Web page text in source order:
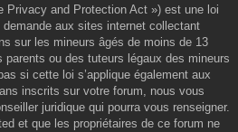
Privacy and Protection Act ») est une loi
demande aux sites internet collectant
sur les mineurs âgés de moins de 13
ou des tuteurs légaux des mineurs
si cette loi s’applique également aux
inscrits sur votre forum, nous vous
juridique qui pourra vous renseigner.
et que les propriétaires de ce forum ne